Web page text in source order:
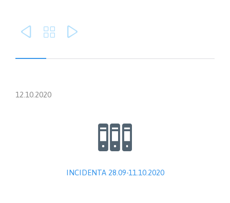
  
12.10.2020

INCIDENTA 28.09-11.10.2020